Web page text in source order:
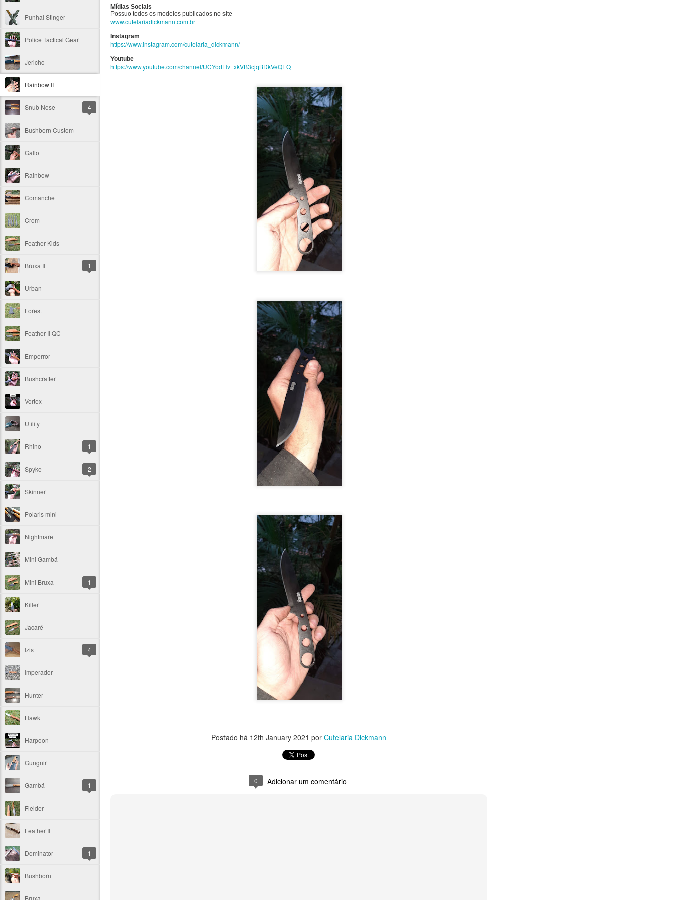
Punhal Stinger
Police Tactical Gear
Jericho
Rainbow II
Snub Nose 4
Bushborn Custom
Gallo
Rainbow
Comanche
Crom
Feather Kids
Bruxa II 1
Urban
Forest
Feather II QC
Emperror
Bushcrafter
Vortex
Utility
Rhino 1
Spyke 2
Skinner
Polaris mini
Nightmare
Mini Gambá
Mini Bruxa 1
Killer
Jacaré
Izis 4
Imperador
Hunter
Hawk
Harpoon
Gungnir
Gambá 1
Fielder
Feather II
Dominator 1
Bushborn
Bruxa
Mídias Sociais
Possuo todos os modelos publicados no site
www.cutelariadickmann.com.br
Instagram
https://www.instagram.com/cutelaria_dickmann/
Youtube
https://www.youtube.com/channel/UCYodHv_xkVB3cjqBDkVeQEQ
Postado há 12th January 2021 por Cutelaria Dickmann
0 Adicionar um comentário